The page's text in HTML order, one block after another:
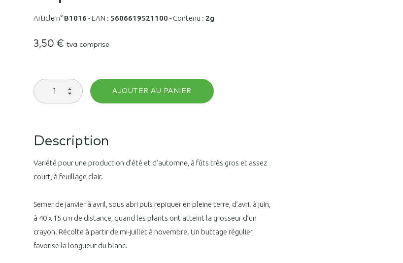
Article n° B1016 -EAN : 5606619521100 - Contenu : 2g
3,50 € tva comprise
quantité
de
Poireau
automne
Elbeuf
AJOUTER AU PANIER
Description
Variété pour une production d’été et d’automne, à fûts très gros et assez
court, à feuillage clair.
Semer de janvier à avril, sous abri puis repiquer en pleine terre, d’avril à juin,
à 40 x 15 cm de distance, quand les plants ont atteint la grosseur d’un
crayon. Récolte à partir de mi-juillet à novembre. Un buttage régulier
favorise la longueur du blanc.